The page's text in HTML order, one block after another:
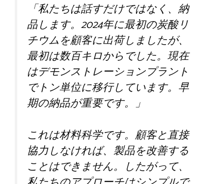
「私たちは話すだけではなく、納
品します。2024年に最初の炭酸リ
チウムを顧客に出荷しましたが、
最初は数百キロからでした。現在
はデモンストレーションプラント
でトン単位に移行しています。早
期の納品が重要です。」
これは材料科学です。顧客と直接
協力しなければ、製品を改善する
ことはできません。したがって、